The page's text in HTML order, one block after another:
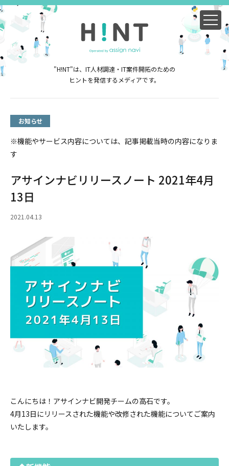
"H!NT"は、IT人材調達・IT案件開拓のための
ヒントを発信するメディアです。
お知らせ
※機能やサービス内容については、記事掲載当時の内容になりま
す
アサインナビリリースノート 2021年4月
13日
2021.04.13
こんにちは！アサインナビ開発チームの高石です。
4月13日にリリースされた機能や改修された機能についてご案内
いたします。